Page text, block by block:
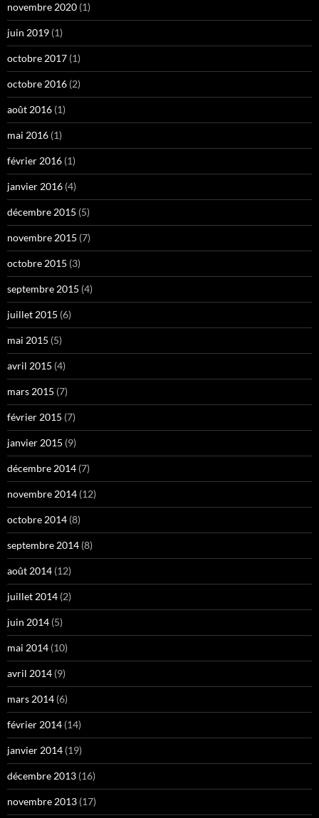
novembre 2020 (1)
juin 2019 (1)
octobre 2017 (1)
octobre 2016 (2)
août 2016 (1)
mai 2016 (1)
février 2016 (1)
janvier 2016 (4)
décembre 2015 (5)
novembre 2015 (7)
octobre 2015 (3)
septembre 2015 (4)
juillet 2015 (6)
mai 2015 (5)
avril 2015 (4)
mars 2015 (7)
février 2015 (7)
janvier 2015 (9)
décembre 2014 (7)
novembre 2014 (12)
octobre 2014 (8)
septembre 2014 (8)
août 2014 (12)
juillet 2014 (2)
juin 2014 (5)
mai 2014 (10)
avril 2014 (9)
mars 2014 (6)
février 2014 (14)
janvier 2014 (19)
décembre 2013 (16)
novembre 2013 (17)